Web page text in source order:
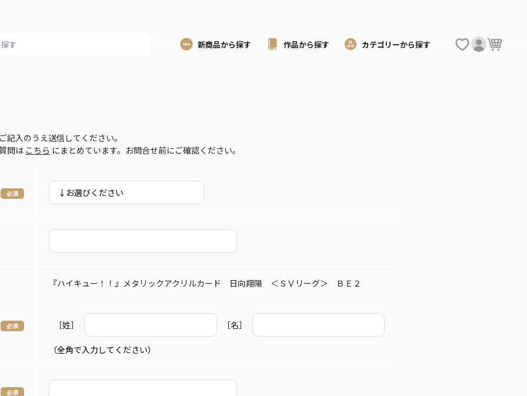
新商品から探す 作品から探す カテゴリーから探す
入のうえ送信してください。
問は こちら にまとめています。お問合せ前にご確認ください。
『ハイキュー！！』メタリックアクリルカード 日向翔陽 ＜ＳＶリーグ＞ ＢＥ２
［姓］ ［名］
（全角で入力してください）